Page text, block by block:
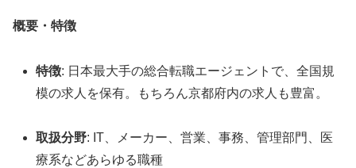
概要・特徴
特徴: 日本最大手の総合転職エージェントで、全国規
模の求人を保有。もちろん京都府内の求人も豊富。
取扱分野: IT、メーカー、営業、事務、管理部門、医
療系などあらゆる職種